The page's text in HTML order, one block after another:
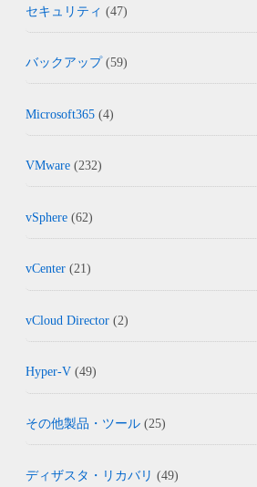
セキュリティ (47)
バックアップ(59)
Microsoft365 (4)
VMware (232)
vSphere (62)
vCenter (21)
vCloud Director (2)
Hyper-V (49)
その他製品・ツール (25)
ディザスタ・リカバリ (49)